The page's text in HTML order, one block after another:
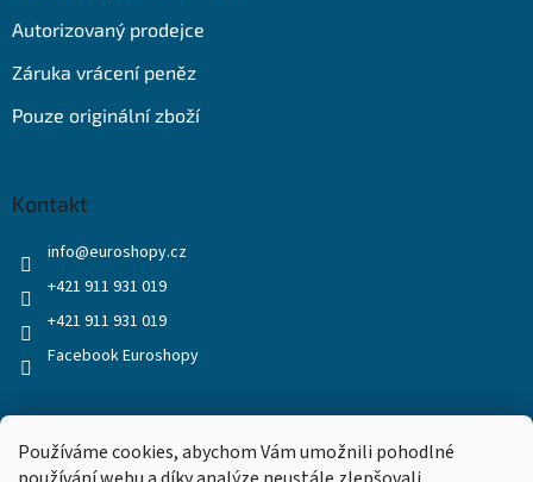
Používáme cookies, abychom Vám umožnili pohodlné
Autorizovaný prodejce
Záruka vrácení peněz
Pouze originální zboží
Kontakt
info@euroshopy.cz
+421 911 931 019
+421 911 931 019
Facebook Euroshopy